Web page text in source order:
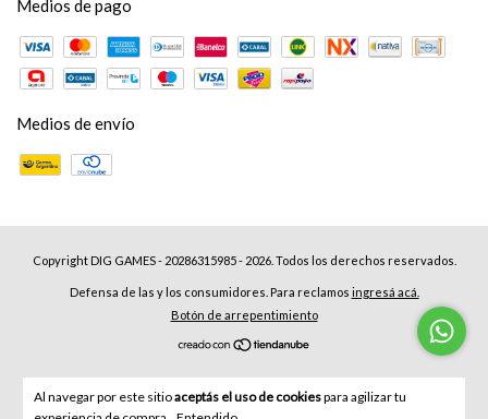
Al navegar por este sitioaceptás el uso de cookiespara agilizar tu
Medios de pago
Medios de envío
Copyright DIG GAMES - 20286315985 - 2026. Todos los derechos reservados.
Defensa de las y los consumidores. Para reclamos ingresá acá.
Botón de arrepentimiento